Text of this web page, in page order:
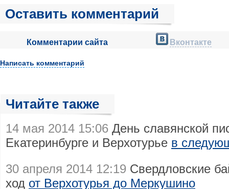
Оставить комментарий
Комментарии сайта Вконтакте
Написать комментарий
Читайте также
14 мая 2014 15:06 День славянской
Екатеринбурге и Верхотурье в
30 апреля 2014 12:19 Свердловские
ход от Верхотурья до Меркушино